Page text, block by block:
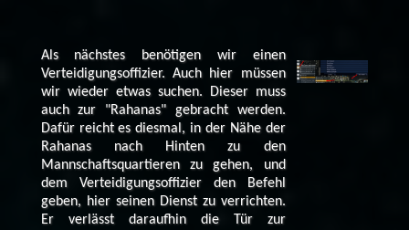
Als nächstes benötigen wir einen
Verteidigungsoffizier. Auch hier müssen
wir wieder etwas suchen. Dieser muss
auch zur "Rahanas" gebracht werden.
Dafür reicht es diesmal, in der Nähe der
Rahanas nach Hinten zu den
Mannschaftsquartieren zu gehen, und
dem Verteidigungsoffizier den Befehl
geben, hier seinen Dienst zu verrichten.
Er verlässt daraufhin die Tür zur